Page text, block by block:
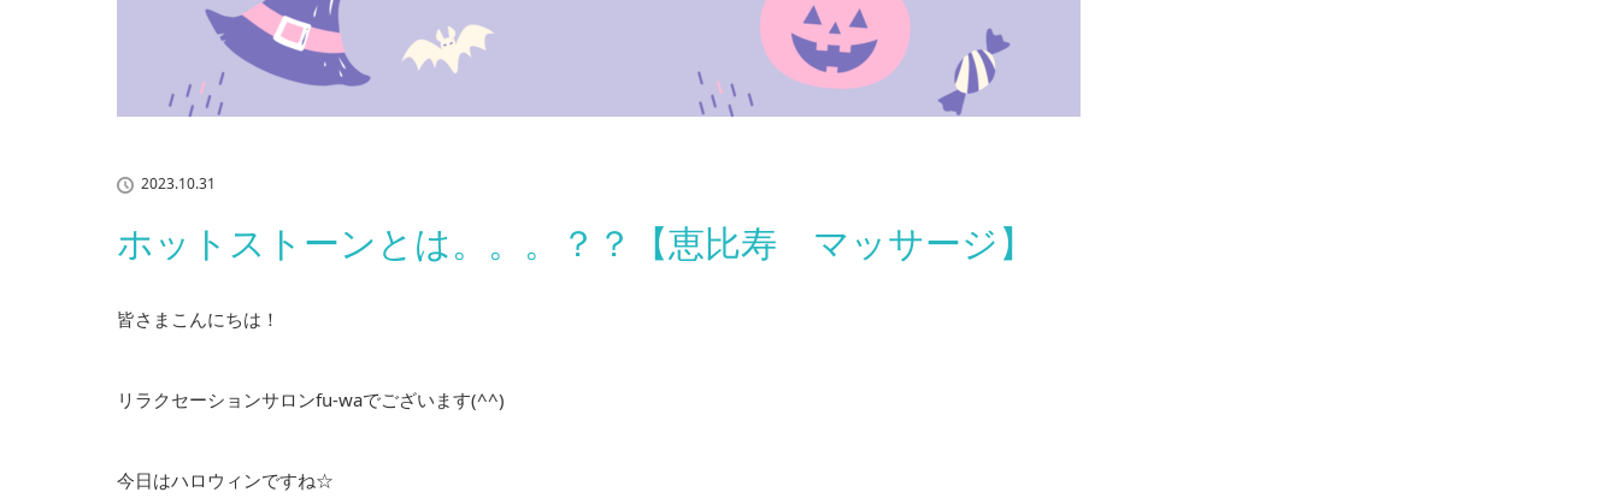
2023.10.31
ホットストーンとは。。。？？【恵比寿 マッサージ】
皆さまこんにちは！
リラクセーションサロンfu-waでございます(^^)
今日はハロウィンですね☆